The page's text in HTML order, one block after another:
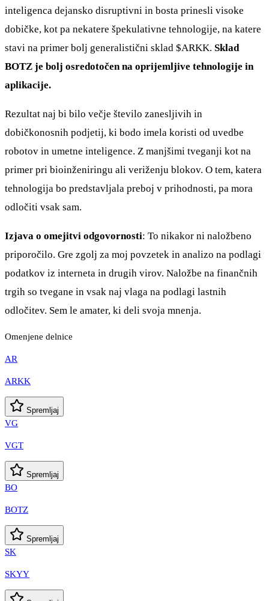
inteligenca dejansko disruptivni in bosta prinesli visoke
dobičke, kot pa nekatere špekulativne tehnologije, na katere
stavi na primer bolj generalistični sklad $ARKK. Sklad
BOTZ je bolj osredotočen na oprijemljive tehnologije in
aplikacije.
Rezultat naj bi bilo večje število zanesljivih in
dobičkonosnih podjetij, ki bodo imela koristi od uvedbe
robotov in umetne inteligence. Z manjšimi tveganji kot na
primer pri bioinženiringu ali veriženju blokov. O tem, katera
tehnologija bo predstavljala preboj v prihodnosti, pa mora
odločiti vsak sam.
Izjava o omejitvi odgovornosti: To nikakor ni naložbeno
priporočilo. Gre zgolj za moj povzetek in analizo na podlagi
podatkov iz interneta in drugih virov. Naložbe na finančnih
trgih so tvegane in vsak naj vlaga na podlagi lastnih
odločitev. Sem le amater, ki deli svoja mnenja.
Omenjene delnice
AR
ARKK
Spremljaj
VG
VGT
Spremljaj
BO
BOTZ
Spremljaj
SK
SKYY